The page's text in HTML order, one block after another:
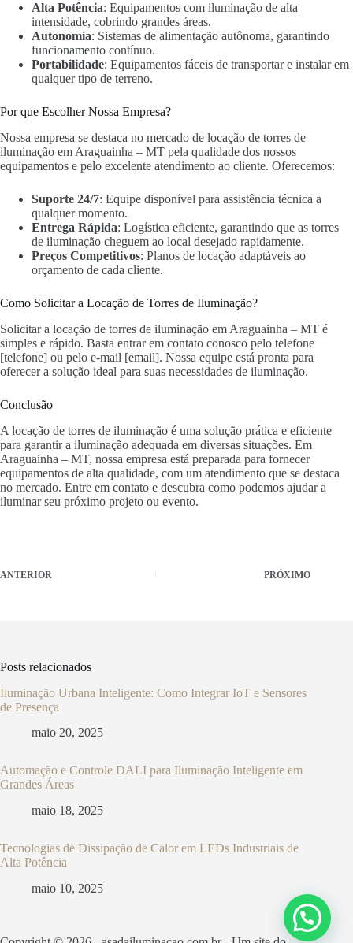
Alta Potência: Equipamentos com iluminação de alta
intensidade, cobrindo grandes áreas.
Autonomia: Sistemas de alimentação autônoma, garantindo
funcionamento contínuo.
Portabilidade: Equipamentos fáceis de transportar e instalar em
qualquer tipo de terreno.
Por que Escolher Nossa Empresa?
Nossa empresa se destaca no mercado de locação de torres de
iluminação em Araguainha – MT pela qualidade dos nossos
equipamentos e pelo excelente atendimento ao cliente. Oferecemos:
Suporte 24/7: Equipe disponível para assistência técnica a
qualquer momento.
Entrega Rápida: Logística eficiente, garantindo que as torres
de iluminação cheguem ao local desejado rapidamente.
Preços Competitivos: Planos de locação adaptáveis ao
orçamento de cada cliente.
Como Solicitar a Locação de Torres de Iluminação?
Solicitar a locação de torres de iluminação em Araguainha – MT é
simples e rápido. Basta entrar em contato conosco pelo telefone
[telefone] ou pelo e-mail [email]. Nossa equipe está pronta para
oferecer a solução ideal para suas necessidades de iluminação.
Conclusão
A locação de torres de iluminação é uma solução prática e eficiente
para garantir a iluminação adequada em diversas situações. Em
Araguainha – MT, nossa empresa está preparada para fornecer
equipamentos de alta qualidade, com um atendimento que se destaca
no mercado. Entre em contato e descubra como podemos ajudar a
iluminar seu próximo projeto ou evento.
ANTERIOR PRÓXIMO
Posts relacionados
Iluminação Urbana Inteligente: Como Integrar IoT e Sensores
de Presença
maio 20, 2025
Automação e Controle DALI para Iluminação Inteligente em
Grandes Áreas
maio 18, 2025
Tecnologias de Dissipação de Calor em LEDs Industriais de
Alta Potência
maio 10, 2025